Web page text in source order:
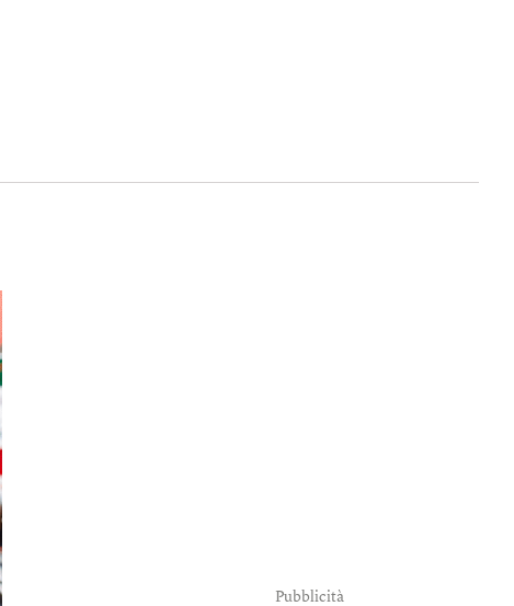
Pubblicità